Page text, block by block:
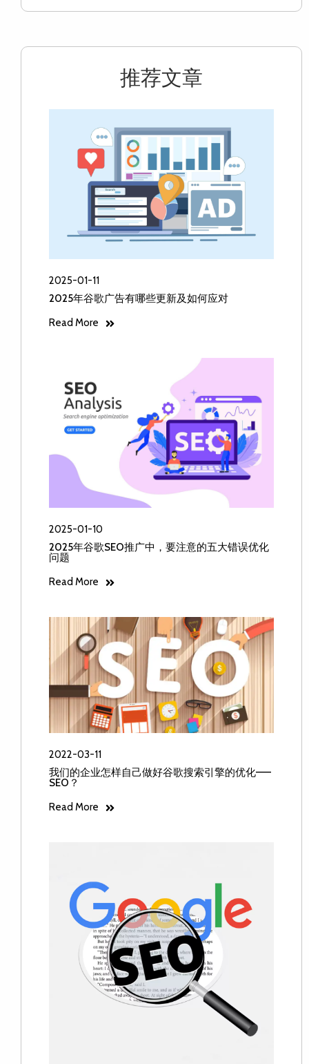
推荐文章
2025-01-11
2025年谷歌广告有哪些更新及如何应对
Read More
2025-01-10
2025年谷歌SEO推广中，要注意的五大错误优化
问题
Read More
2022-03-11
我们的企业怎样自己做好谷歌搜索引擎的优化——
SEO？
Read More